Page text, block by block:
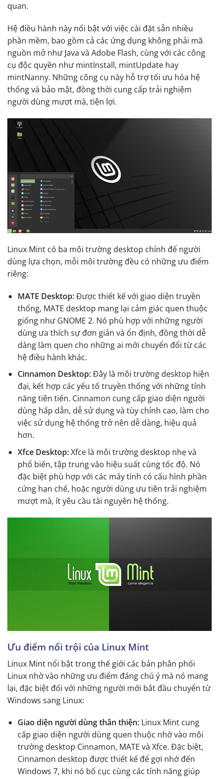
quan.
Hệ điều hành này nổi bật với việc cài đặt sẵn nhiều
phần mềm, bao gồm cả các ứng dụng không phải mã
nguồn mở như Java và Adobe Flash, cùng với các công
cụ độc quyền như mintInstall, mintUpdate hay
mintNanny. Những công cụ này hỗ trợ tối ưu hóa hệ
thống và bảo mật, đồng thời cung cấp trải nghiệm
người dùng mượt mà, tiện lợi.
Linux Mint có ba môi trường desktop chính để người
dùng lựa chọn, mỗi môi trường đều có những ưu điểm
riêng:
MATE Desktop:Được thiết kế với giao diện truyền
thống, MATE desktop mang lại cảm giác quen thuộc
giống như GNOME 2. Nó phù hợp với những người
dùng ưa thích sự đơn giản và ổn định, đồng thời dễ
dàng làm quen cho những ai mới chuyển đổi từ các
hệ điều hành khác.
Cinnamon Desktop:Đây là môi trường desktop hiện
đại, kết hợp các yếu tố truyền thống với những tính
năng tiên tiến. Cinnamon cung cấp giao diện người
dùng hấp dẫn, dễ sử dụng và tùy chỉnh cao, làm cho
việc sử dụng hệ thống trở nên dễ dàng, hiệu quả
hơn.
Xfce Desktop:Xfce là môi trường desktop nhẹ và
phổ biến, tập trung vào hiệu suất cùng tốc độ. Nó
đặc biệt phù hợp với các máy tính có cấu hình phần
cứng hạn chế, hoặc người dùng ưu tiên trải nghiệm
mượt mà, ít yêu cầu tài nguyên hệ thống.
Ưu điểm nổi trội của Linux Mint
Linux Mint nổi bật trong thế giới các bản phân phối
Linux nhờ vào những ưu điểm đáng chú ý mà nó mang
lại, đặc biệt đối với những người mới bắt đầu chuyển từ
Windows sang Linux:
Giao diện người dùng thân thiện: Linux Mint cung
cấp giao diện người dùng quen thuộc nhờ vào môi
trường desktop Cinnamon, MATE và Xfce. Đặc biệt,
Cinnamon desktop được thiết kế để gợi nhớ đến
Windows 7, khi nó bố cục cùng các tính năng giúp